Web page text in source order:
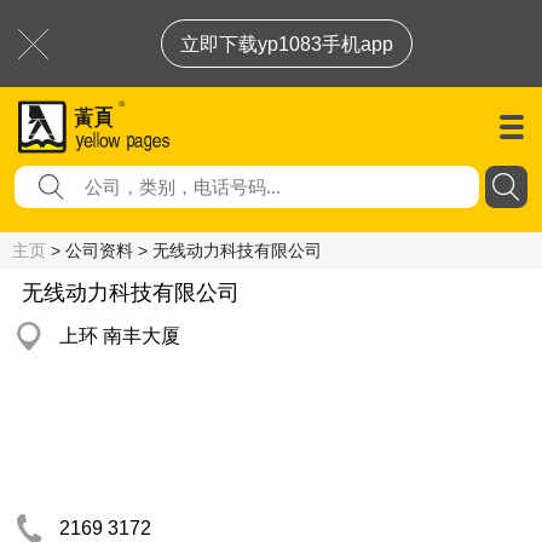
立即下载yp1083手机app
主页 > 公司资料 > 无线动力科技有限公司
无线动力科技有限公司
上环 南丰大厦
2169 3172